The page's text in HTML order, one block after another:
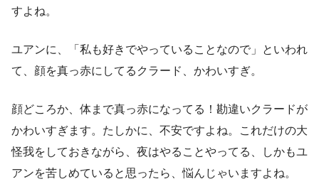
すよね。
ユアンに、「私も好きでやっていることなので」といわれ
て、顔を真っ赤にしてるクラード、かわいすぎ。
顔どころか、体まで真っ赤になってる！勘違いクラードが
かわいすぎます。たしかに、不安ですよね。これだけの大
怪我をしておきながら、夜はやることやってる、しかもユ
アンを苦しめていると思ったら、悩んじゃいますよね。